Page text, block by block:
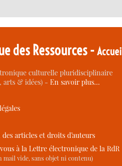
des Ressources -Accueil
culturelle pluridisciplinaire
arts & idées) -En savoir plus…
articles et droits d’auteurs
à la Lettre électronique de la RdR
mail vide, sans objet ni contenu)